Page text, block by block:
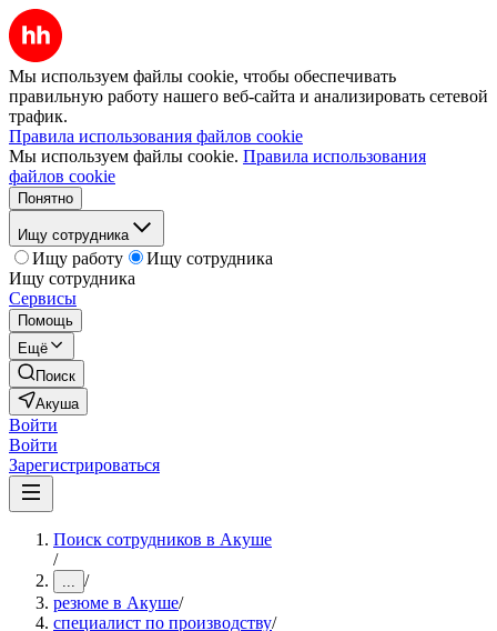
Мы используем файлы cookie, чтобы обеспечивать
правильную работу нашего веб-сайта и анализировать сетевой
трафик.
Правила использования файлов cookie
Мы используем файлы cookie. Правила использования
файлов cookie
Понятно
Ищу сотрудника
Ищу работу
Ищу сотрудника
Ищу сотрудника
Сервисы
Помощь
Ещё
Поиск
Акуша
Войти
Войти
Зарегистрироваться
Поиск сотрудников в Акуше
/
... /
резюме в Акуше/
специалист по производству/